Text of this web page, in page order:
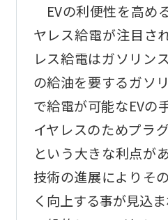
EVの利便性を高め
ヤレス給電が注目さ
レス給電はガソリン
の給油を要するガソ
で給電が可能なEVの
イヤレスのためプラ
という大きな利点が
技術の進展によりそ
く向上する事が見込ま